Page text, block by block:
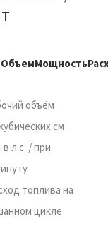
ОбъемМощность
объём
см
л.c. / при
топлива на
цикле